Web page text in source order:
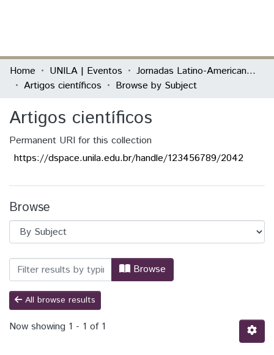
Communities & Collections
All of DSpace
Home UNILA | Eventos
Jornadas Latino-Americanos de Linguagens e Cultura
Artigos científicos
Browse by Subject
Artigos científicos
Permanent URI for this collection
https://dspace.unila.edu.br/handle/123456789/2042
Browse
Browsing Artigos científicos by Subject
Browse
All browse results
Now showing 1 - 1 of 1